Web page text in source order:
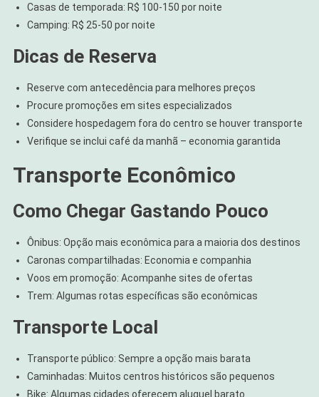
Casas de temporada: R$ 100-150 por noite
Camping: R$ 25-50 por noite
Dicas de Reserva
Reserve com antecedência para melhores preços
Procure promoções em sites especializados
Considere hospedagem fora do centro se houver transporte
Verifique se inclui café da manhã – economia garantida
Transporte Econômico
Como Chegar Gastando Pouco
Ônibus: Opção mais econômica para a maioria dos destinos
Caronas compartilhadas: Economia e companhia
Voos em promoção: Acompanhe sites de ofertas
Trem: Algumas rotas específicas são econômicas
Transporte Local
Transporte público: Sempre a opção mais barata
Caminhadas: Muitos centros históricos são pequenos
Bike: Algumas cidades oferecem aluguel barato